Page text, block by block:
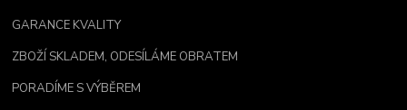
GARANCE KVALITY
ZBOŽÍ SKLADEM, ODESÍLÁME OBRATEM
PORADÍME S VÝBĚREM